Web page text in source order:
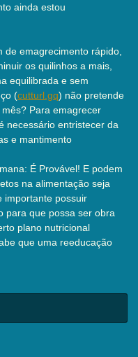
ainda estou
de emagrecimento rápido,
os quilinhos a mais,
equilibrada e sem
(cutturl.gq) não pretende
Para emagrecer
necessário entristecer da
e mantimento
É Provável! E podem
na alimentação seja
importante possuir
para que possa ser obra
plano nutricional
que uma reeducação